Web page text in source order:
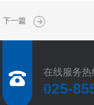
下一篇
在线服务热
025-